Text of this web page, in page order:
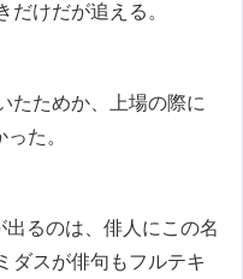
けだが追える。
たためか、上場の際に
た。
るのは、俳人にこの名
ダスが俳句もフルテキ